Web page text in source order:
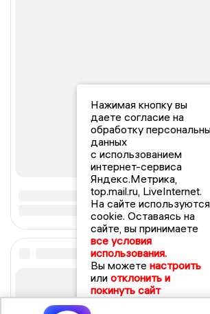
Нажимая кнопку вы
даете согласие на
обработку
данных
с использованием
интернет-сервиса
Яндекс.Метрика,
top.mail.ru, LiveInternet.
На сайте используются
cookie. Оставаясь на
сайте, вы принимаете
все условия
использования.
Вы можете настроить
или отклонить и
покинуть сайт